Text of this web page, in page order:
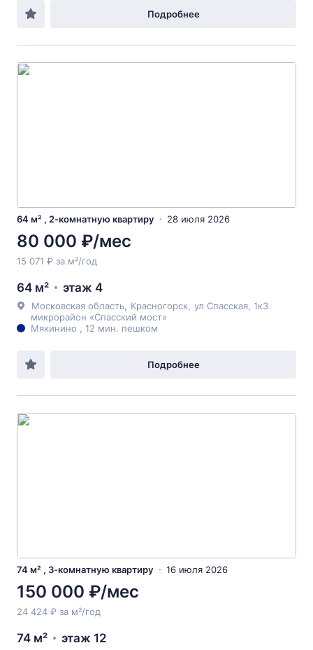
Подробнее
64 м² , 2-комнатную квартиру 28 июля 2026
80 000 ₽/мес
15 071 ₽ за м²/год
64 м² этаж 4
Московская область Красногорск ул Спасская , 1к3
микрорайон «Спасский мост»
Мякинино , 12 мин. пешком
Подробнее
74 м² , 3-комнатную квартиру 16 июля 2026
150 000 ₽/мес
24 424 ₽ за м²/год
74 м² этаж 12